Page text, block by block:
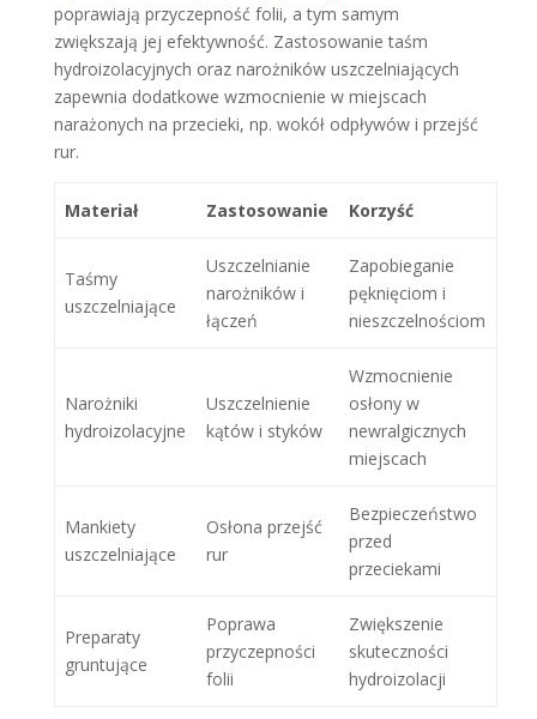
poprawiają przyczepność folii, a tym samym
zwiększają jej efektywność. Zastosowanie taśm
hydroizolacyjnych oraz narożników uszczelniających
zapewnia dodatkowe wzmocnienie w miejscach
narażonych na przecieki, np. wokół odpływów i przejść
rur.
Materiał Zastosowanie Korzyść
Taśmy
uszczelniające
Uszczelnianie
narożników i
łączeń
Zapobieganie
pęknięciom i
nieszczelnościom
Narożniki
hydroizolacyjne
Uszczelnienie
kątów i styków
Wzmocnienie
osłony w
newralgicznych
miejscach
Mankiety
uszczelniające
Osłona przejść
rur
Bezpieczeństwo
przed
przeciekami
Preparaty
gruntujące
Poprawa
przyczepności
folii
Zwiększenie
skuteczności
hydroizolacji